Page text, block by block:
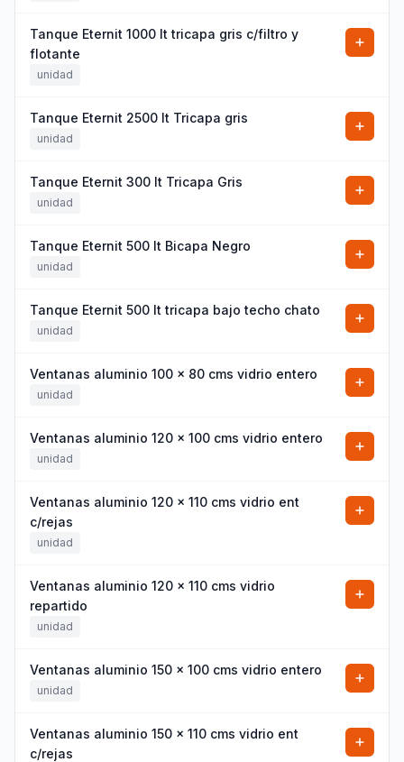
Tanque Eternit 1000 It tricapa gris c/filtro y
flotante
unidad
Tanque Eternit 2500 It Tricapa gris
unidad
Tanque Eternit 300 It Tricapa Gris
unidad
Tanque Eternit 500 It Bicapa Negro
unidad
Tanque Eternit 500 It tricapa bajo techo chato
unidad
Ventanas aluminio 100 x 80 cms vidrio entero
unidad
Ventanas aluminio 120 x 100 cms vidrio entero
unidad
Ventanas aluminio 120 x 110 cms vidrio ent
c/rejas
unidad
Ventanas aluminio 120 x 110 cms vidrio
repartido
unidad
Ventanas aluminio 150 x 100 cms vidrio entero
unidad
Ventanas aluminio 150 x 110 cms vidrio ent
c/rejas